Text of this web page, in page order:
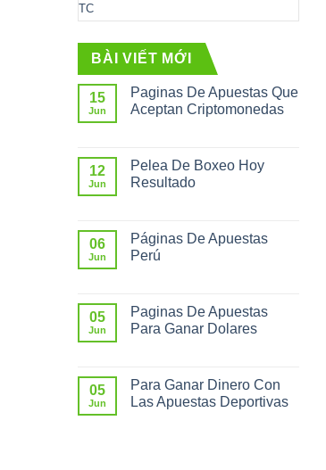
BÀI VIẾT MỚI
15
Jun
Paginas De Apuestas Que
Aceptan Criptomonedas
12
Jun
Pelea De Boxeo Hoy
Resultado
06
Jun
Páginas De Apuestas
Perú
05
Jun
Paginas De Apuestas
Para Ganar Dolares
05
Jun
Para Ganar Dinero Con
Las Apuestas Deportivas